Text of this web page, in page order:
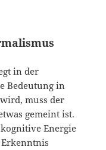
in der
Bedeutung in
muss der
gemeint ist.
Energie